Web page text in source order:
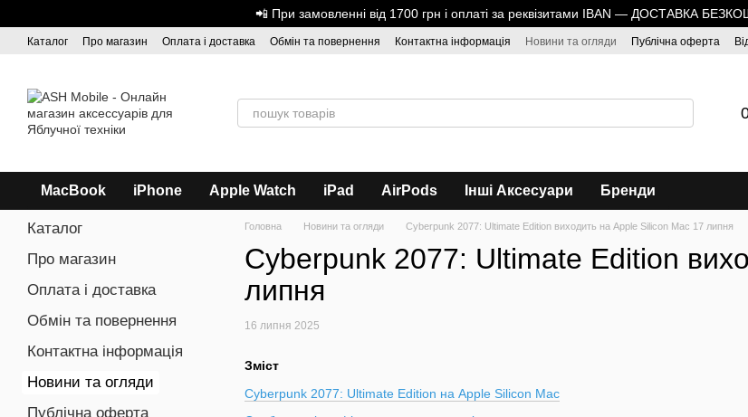
📲 При замовленні від 1700 грн і оплаті за реквізитами IBAN — ДОСТАВКА
Каталог Про магазин Оплата і доставка Обмін та повернення Контактна інформація Новини та огляди Публічна оферта
MacBook iPhone Apple Watch iPad AirPods Інші Аксесуари Бренди
Головна Новини та огляди Cyberpunk 2077: Ultimate Edition виходить на Apple Silicon Mac 17 липня
Cyberpunk 2077: Ultimate Edition
липня
16 липня 2025
Зміст
Cyberpunk 2077: Ultimate Edition на Apple Silicon Mac
Каталог
Про магазин
Оплата і доставка
Обмін та повернення
Контактна інформація
Новини та огляди
Публічна оферта